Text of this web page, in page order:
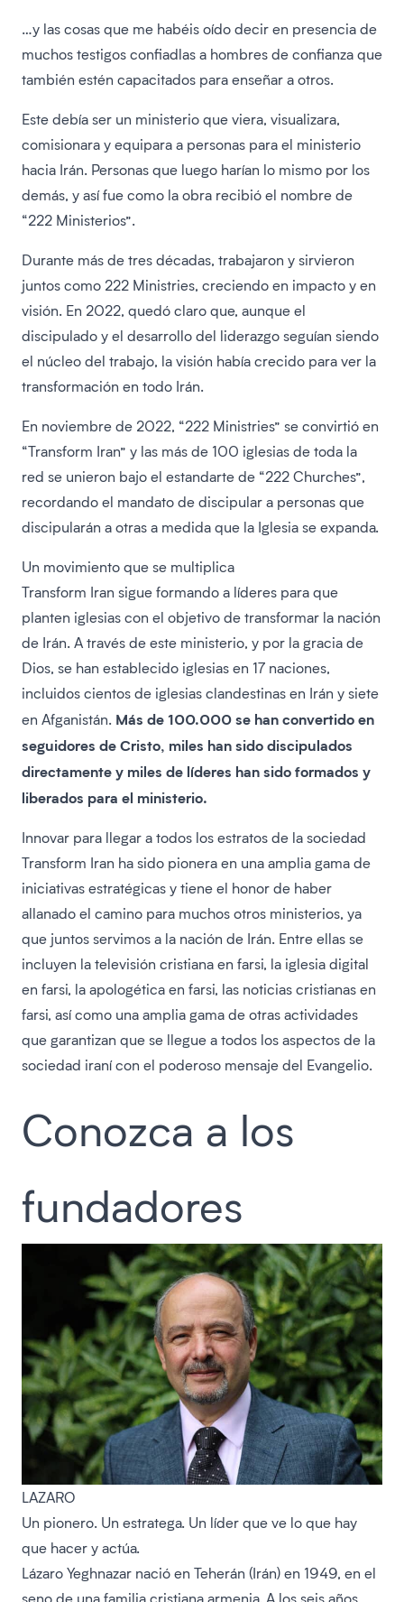
…y las cosas que me habéis oído decir en presencia de
muchos testigos confiadlas a hombres de confianza que
también estén capacitados para enseñar a otros.
Este debía ser un ministerio que viera, visualizara,
comisionara y equipara a personas para el ministerio
hacia Irán. Personas que luego harían lo mismo por los
demás, y así fue como la obra recibió el nombre de
“222 Ministerios”.
Durante más de tres décadas, trabajaron y sirvieron
juntos como 222 Ministries, creciendo en impacto y en
visión. En 2022, quedó claro que, aunque el
discipulado y el desarrollo del liderazgo seguían siendo
el núcleo del trabajo, la visión había crecido para ver la
transformación en todo Irán.
En noviembre de 2022, “222 Ministries” se convirtió en
“Transform Iran” y las más de 100 iglesias de toda la
red se unieron bajo el estandarte de “222 Churches”,
recordando el mandato de discipular a personas que
discipularán a otras a medida que la Iglesia se expanda.
Un movimiento que se multiplica
Transform Iran sigue formando a líderes para que
planten iglesias con el objetivo de transformar la nación
de Irán. A través de este ministerio, y por la gracia de
Dios, se han establecido iglesias en 17 naciones,
incluidos cientos de iglesias clandestinas en Irán y siete
en Afganistán. Más de 100.000 se han convertido en
seguidores de Cristo, miles han sido discipulados
directamente y miles de líderes han sido formados y
liberados para el ministerio.
Innovar para llegar a todos los estratos de la sociedad
Transform Iran ha sido pionera en una amplia gama de
iniciativas estratégicas y tiene el honor de haber
allanado el camino para muchos otros ministerios, ya
que juntos servimos a la nación de Irán. Entre ellas se
incluyen la televisión cristiana en farsi, la iglesia digital
en farsi, la apologética en farsi, las noticias cristianas en
farsi, así como una amplia gama de otras actividades
que garantizan que se llegue a todos los aspectos de la
sociedad iraní con el poderoso mensaje del Evangelio.
Conozca a los
fundadores
LAZARO
Un pionero. Un estratega. Un líder que ve lo que hay
que hacer y actúa.
Lázaro Yeghnazar nació en Teherán (Irán) en 1949, en el
seno de una familia cristiana armenia. A los seis años